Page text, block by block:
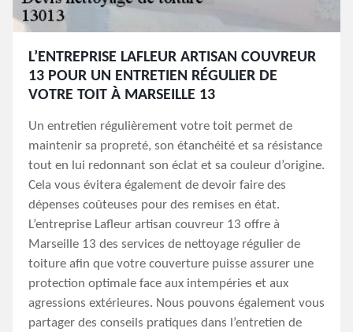
L’ENTREPRISE LAFLEUR ARTISAN COUVREUR
13 POUR UN ENTRETIEN RÉGULIER DE
VOTRE TOIT À MARSEILLE 13
Un entretien régulièrement votre toit permet de
maintenir sa propreté, son étanchéité et sa résistance
tout en lui redonnant son éclat et sa couleur d’origine.
Cela vous évitera également de devoir faire des
dépenses coûteuses pour des remises en état.
L’entreprise Lafleur artisan couvreur 13 offre à
Marseille 13 des services de nettoyage régulier de
toiture afin que votre couverture puisse assurer une
protection optimale face aux intempéries et aux
agressions extérieures. Nous pouvons également vous
partager des conseils pratiques dans l’entretien de